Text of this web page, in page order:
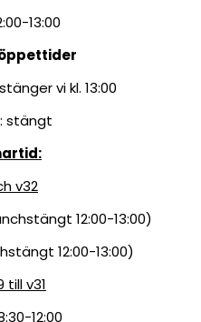
13:00
vi kl. 13:00
stängt
v32
12:00-13:00)
12:00-13:00)
till v31
12:00